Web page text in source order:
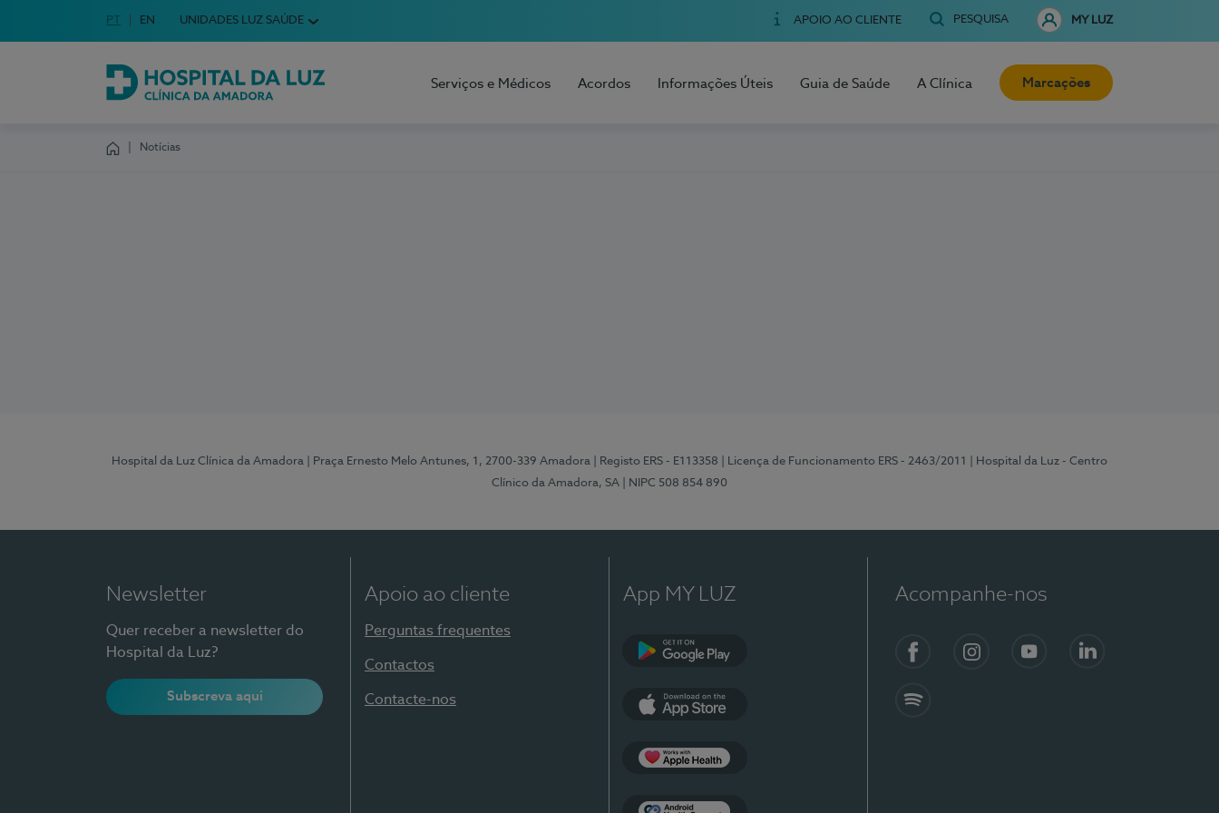
Escolha o seu idioma
Idioma em Português
PT English Language
EN UNIDADES LUZ SAÚDE APOIO AO CLIENTE PESQUISA MY LUZ
Hospital da Luz Clínica da Amadora
Serviços e Médicos Acordos Informações Úteis Guia de Saúde A Clínica Marcações
Notícias
Hospital da Luz Clínica da Amadora | Praça Ernesto Melo Antunes, 1, 2700-339 Amadora | Registo ERS - E113358 | Licença de Funcionamento ERS - 2463/2011
| Hospital da Luz - Centro
Clínico da Amadora, SA
| NIPC 508 854 890
Newsletter
Quer receber a newsletter do
Hospital da Luz?
Subscreva aqui
Apoio ao cliente
Perguntas frequentes
Contactos
Contacte-nos
App MY LUZ Acompanhe-nos